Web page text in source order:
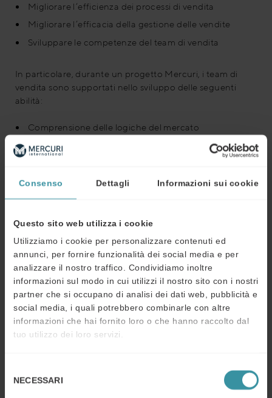
Consenso Dettagli Informazioni sui cookie
Questo sito web utilizza i cookie
Utilizziamo i cookie per personalizzare contenuti ed
annunci, per fornire funzionalità dei social media e per
analizzare il nostro traffico. Condividiamo inoltre
informazioni sul modo in cui utilizzi il nostro sito con i nostri
partner che si occupano di analisi dei dati web, pubblicità e
social media, i quali potrebbero combinarle con altre
informazioni che hai fornito loro o che hanno raccolto dal
tuo utilizzo dei loro servizi.
delNECESSARI
Migliorare l’efficienza dei processi di vendita
Migliorare l’efficacia della gestione delle vendite
Sviluppare le competenze del team di vendita
In particolare, durante un progetto Mercuri, i team di
vendita sono supportati nello sviluppo delle seguenti
abilità:
Comprensione delle logiche del mercato
prodotto
e di contatto
Capacità di massimizzare l’impatto dei colloqui con i
I consulenti Mercuri International hanno sviluppato nel
tempo l’expertise e i metodi necessari per supportare le
aziende di questo settore ad incrementare le loro
performance di vendita.
Lavorare giorno dopo giorno a fianco delle più
approfondita delle efficienze e dei vantaggi competitivi
necessari in questo mercato.